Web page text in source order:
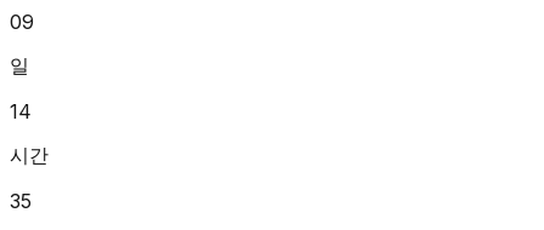
09
일
14
시간
35